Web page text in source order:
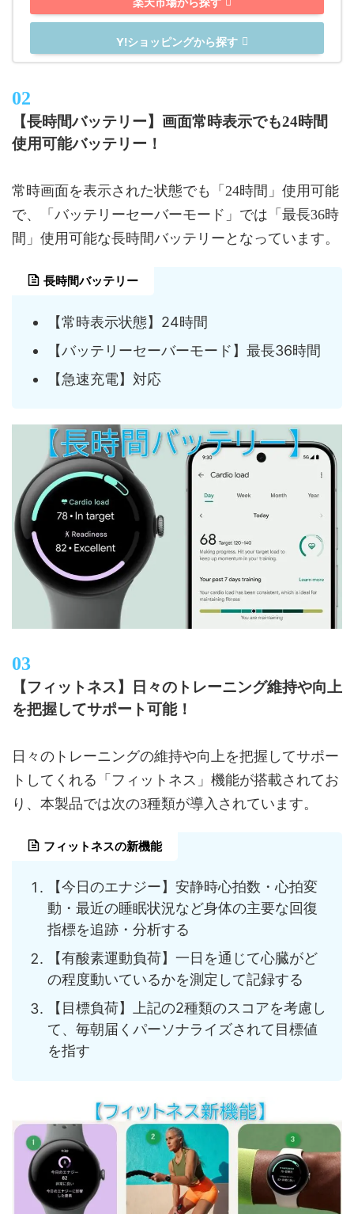
Y!ショッピングから探す
【長時間バッテリー】画面常時表示でも24時間
使用可能バッテリー！
常時画面を表示された状態でも「24時間」使用可能
で、「バッテリーセーバーモード」では「最長36時
間」使用可能な長時間バッテリーとなっています。
長時間バッテリー
【常時表示状態】24時間
【バッテリーセーバーモード】最長36時間
【急速充電】対応
【フィットネス】日々のトレーニング維持や向上
を把握してサポート可能！
日々のトレーニングの維持や向上を把握してサポー
トしてくれる「フィットネス」機能が搭載されてお
り、本製品では次の3種類が導入されています。
フィットネスの新機能
【今日のエナジー】安静時心拍数・心拍変
動・最近の睡眠状況など身体の主要な回復
指標を追跡・分析する
【有酸素運動負荷】一日を通じて心臓がど
の程度動いているかを測定して記録する
【目標負荷】上記の2種類のスコアを考慮し
て、毎朝届くパーソナライズされて目標値
を指す